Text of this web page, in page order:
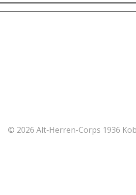
© 2026 Alt-Herren-Corps 1936